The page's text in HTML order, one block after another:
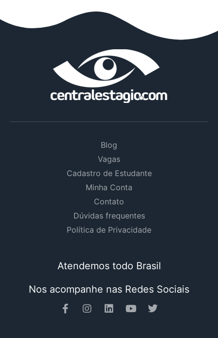
Blog
Vagas
Cadastro de Estudante
Minha Conta
Contato
Dúvidas frequentes
Política de Privacidade
Atendemos todo Brasil
Nos acompanhe nas Redes Sociais